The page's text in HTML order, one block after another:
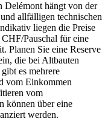
Delémont hängt von der
allfälligen technischen
liegen die Preise
Pauschal für eine
Planen Sie eine Reserve
die bei Altbauten
es mehrere
vom Einkommen
vom
können über eine
werden.